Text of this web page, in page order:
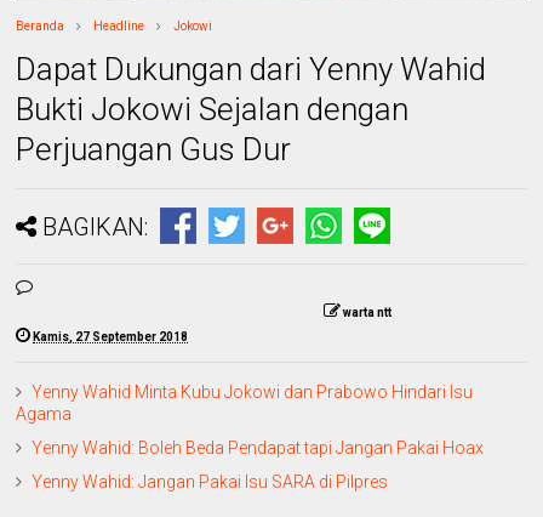
Beranda Headline Jokowi
Dapat Dukungan dari Yenny Wahid
Bukti Jokowi Sejalan dengan
Perjuangan Gus Dur
BAGIKAN:
warta ntt
Kamis, 27 September 2018
Yenny Wahid Minta Kubu Jokowi dan Prabowo Hindari Isu
Agama
Yenny Wahid: Boleh Beda Pendapat tapi Jangan Pakai Hoax
Yenny Wahid: Jangan Pakai Isu SARA di Pilpres